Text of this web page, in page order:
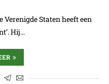
Staten heeft een
Hij…